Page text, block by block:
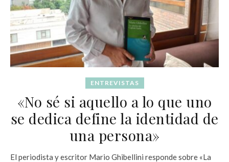
ENTREVISTAS
«No sé si aquello a lo que uno
se dedica define la identidad de
una persona»
El periodista y escritor Mario Ghibellini responde sobre «La